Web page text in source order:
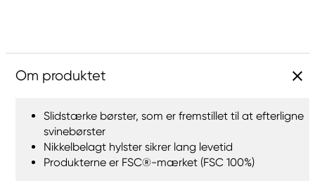
Om produktet
Slidstærke børster, som er fremstillet til at efterligne
svinebørster
Nikkelbelagt hylster sikrer lang levetid
Produkterne er FSC®-mærket (FSC 100%)